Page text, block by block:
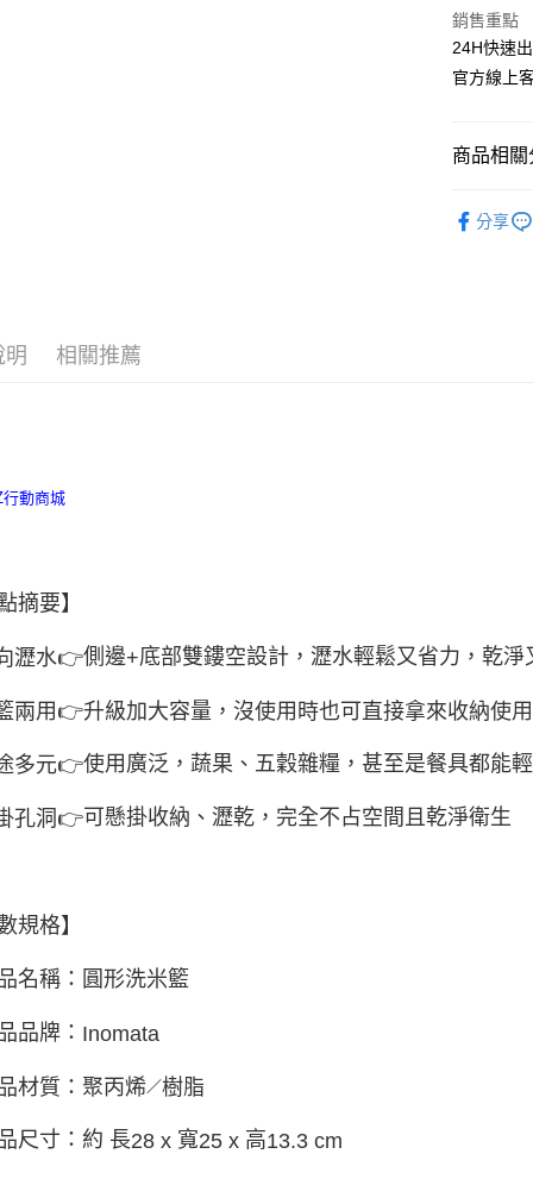
全盈+PAY
ATM付款
運送方式
每筆
銷售重點
24H快速
官方線上
商品相關
分享
明 相關推薦
摘要】
瀝水👉側邊+底部雙鏤空設計，瀝水輕鬆又省力，乾淨
兩用 👉升級加大容量，沒使用時也可直接拿來收納使用
多元👉使用廣泛，蔬果、五穀雜糧，甚至是餐具都能
孔洞 👉可懸掛收納、瀝乾，完全不占空間且乾淨衛生
規格】
名稱：圓形洗米籃
品牌： Inomata
材質：聚丙烯／樹脂
尺寸：約 長28 x 寬25 x 高13.3 cm